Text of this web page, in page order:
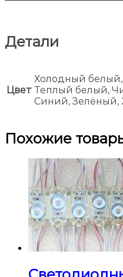
Детали
Цвет
Холодный
Теплый белый,
Синий, Зелёный,
Похожие